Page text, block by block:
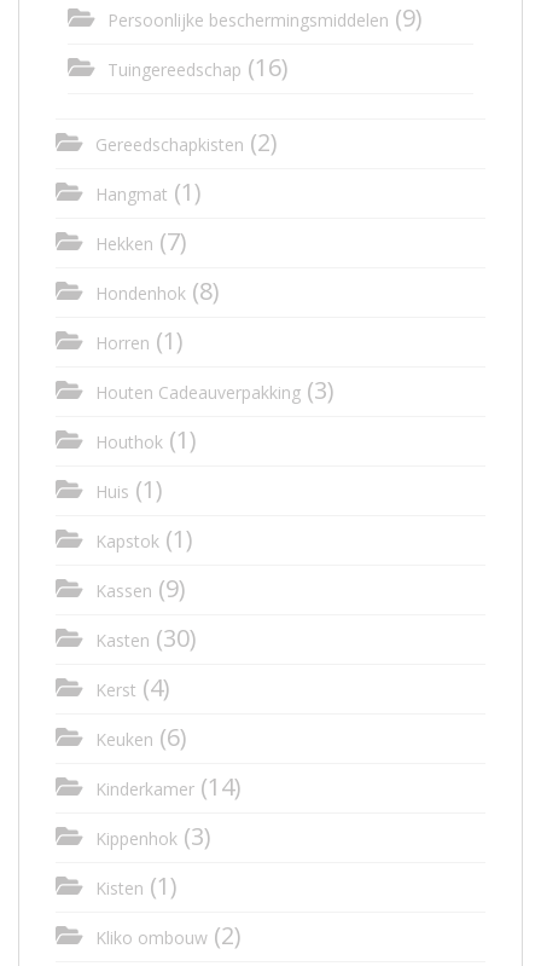
Persoonlijke beschermingsmiddelen (9)
Tuingereedschap (16)
Gereedschapkisten (2)
Hangmat (1)
Hekken (7)
Hondenhok (8)
Horren (1)
Houten Cadeauverpakking (3)
Houthok (1)
Huis (1)
Kapstok (1)
Kassen (9)
Kasten (30)
Kerst (4)
Keuken (6)
Kinderkamer (14)
Kippenhok (3)
Kisten (1)
Kliko ombouw (2)